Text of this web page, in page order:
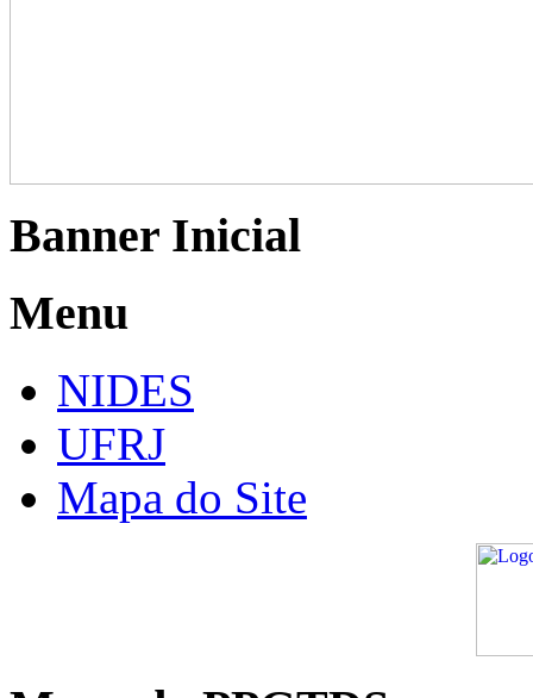
Banner Inicial
Menu
NIDES
UFRJ
Mapa do Site